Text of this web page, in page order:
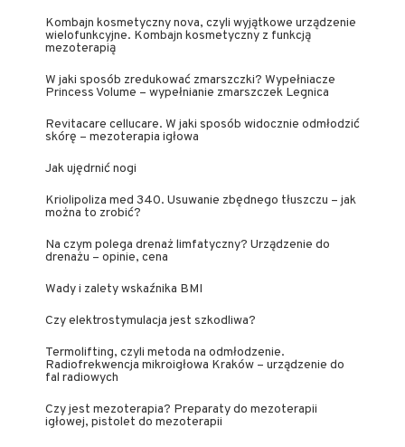
Kombajn kosmetyczny nova, czyli wyjątkowe urządzenie
wielofunkcyjne. Kombajn kosmetyczny z funkcją
mezoterapią
W jaki sposób zredukować zmarszczki? Wypełniacze
Princess Volume – wypełnianie zmarszczek Legnica
Revitacare cellucare. W jaki sposób widocznie odmłodzić
skórę – mezoterapia igłowa
Jak ujędrnić nogi
Kriolipoliza med 340. Usuwanie zbędnego tłuszczu – jak
można to zrobić?
Na czym polega drenaż limfatyczny? Urządzenie do
drenażu – opinie, cena
Wady i zalety wskaźnika BMI
Czy elektrostymulacja jest szkodliwa?
Termolifting, czyli metoda na odmłodzenie.
Radiofrekwencja mikroigłowa Kraków – urządzenie do
fal radiowych
Czy jest mezoterapia? Preparaty do mezoterapii
igłowej, pistolet do mezoterapii